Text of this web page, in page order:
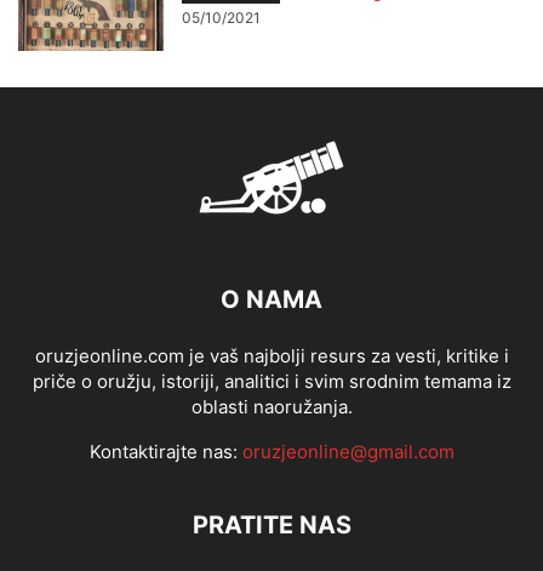
05/10/2021
O NAMA
oruzjeonline.com je vaš najbolji resurs za vesti, kritike i
priče o oružju, istoriji, analitici i svim srodnim temama iz
oblasti naoružanja.
Kontaktirajte nas: oruzjeonline@gmail.com
PRATITE NAS